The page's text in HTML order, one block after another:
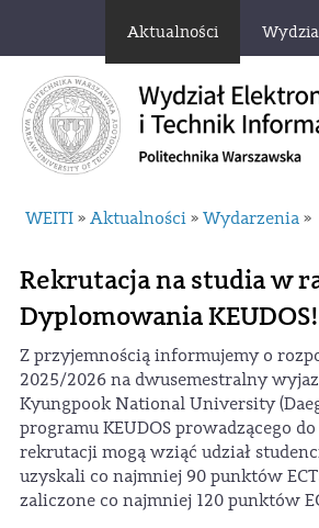
Aktualności
WEITI » Aktualności » Wydarzenia »
Rekrutacja na studia w
Dyplomowania KEUDOS!
Z przyjemnością informujemy o
2025/2026 na dwusemestralny
Kyungpook National University
programu KEUDOS prowadzącego
rekrutacji mogą wziąć udział
uzyskali co najmniej 90 punktów
zaliczone co najmniej 120 punktów